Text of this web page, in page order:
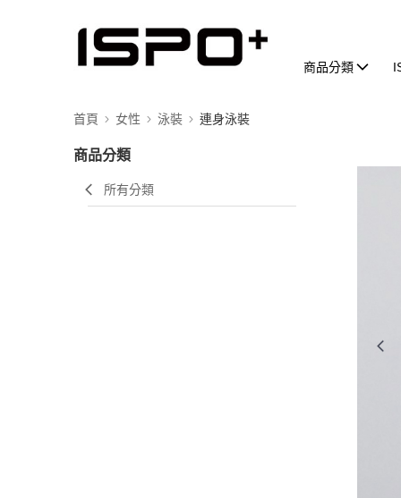
商品分類
首頁 女性 泳裝 連身泳裝
商品分類
所有分類